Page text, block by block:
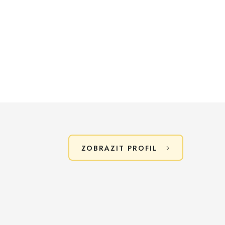
ZOBRAZIT PROFIL